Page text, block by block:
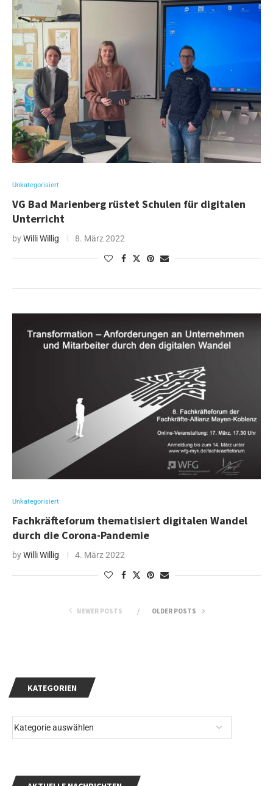
Unkategorisiert
VG Bad Marienberg rüstet Schulen für digitalen
Unterricht
byWilli Willig 8. März 2022
Unkategorisiert
Fachkräfteforum thematisiert digitalen Wandel
durch die Corona-Pandemie
byWilli Willig 4. März 2022
NEWER POSTS OLDER POSTS
KATEGORIEN